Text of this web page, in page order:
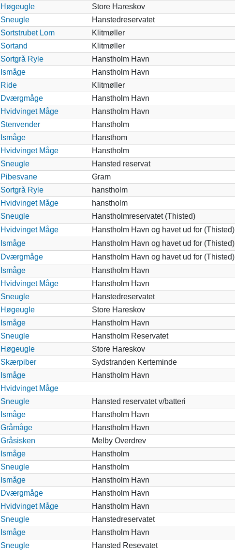
Høgeugle Store Hareskov
Sneugle Hanstedreservatet
Sortstrubet Lom Klitmøller
Sortand Klitmøller
Sortgrå Ryle Hanstholm Havn
Ismåge Hanstholm Havn
Ride Klitmøller
Dværgmåge Hanstholm Havn
Hvidvinget Måge Hanstholm Havn
Stenvender Hanstholm
Ismåge Hansthom
Hvidvinget Måge Hanstholm
Sneugle Hansted reservat
Pibesvane Gram
Sortgrå Ryle hanstholm
Hvidvinget Måge hanstholm
Sneugle Hanstholmreservatet (Thisted)
Hvidvinget Måge Hanstholm Havn og havet ud for (Thisted)
Ismåge Hanstholm Havn og havet ud for (Thisted)
Dværgmåge Hanstholm Havn og havet ud for (Thisted)
Ismåge Hanstholm Havn
Hvidvinget Måge Hanstholm Havn
Sneugle Hanstedreservatet
Høgeugle Store Hareskov
Ismåge Hanstholm Havn
Sneugle Hanstholm Reservatet
Høgeugle Store Hareskov
Skærpiber Sydstranden Kerteminde
Ismåge Hanstholm Havn
Hvidvinget Måge
Sneugle Hansted reservatet v/batteri
Ismåge Hanstholm Havn
Gråmåge Hanstholm Havn
Gråsisken Melby Overdrev
Ismåge Hanstholm
Sneugle Hanstholm
Ismåge Hanstholm Havn
Dværgmåge Hanstholm Havn
Hvidvinget Måge Hanstholm Havn
Sneugle Hanstedreservatet
Ismåge Hanstholm Havn
Sneugle Hansted Resevatet